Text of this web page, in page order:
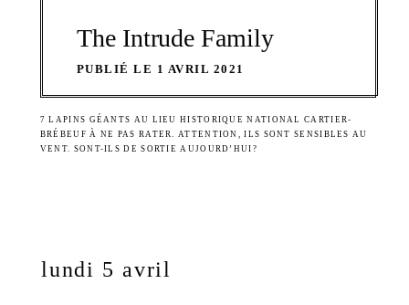
The Intrude Family
PUBLIÉ LE 1 AVRIL 2021
7 LAPINS GÉANTS AU LIEU HISTORIQUE NATIONAL CARTIER-
BRÉBEUF À NE PAS RATER. ATTENTION, ILS SONT SENSIBLES AU
VENT. SONT-ILS DE SORTIE AUJOURD’HUI?
lundi 5 avril